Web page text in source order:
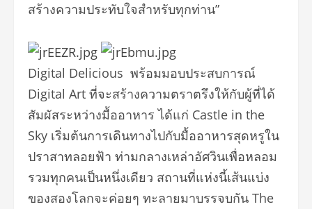
สร้างความประทับใจสำหรับทุกท่าน”
Digital Delicious พร้อมมอบประสบการณ์
Digital Art ที่จะสร้างความตราตรึงให้กับผู้ที่ได้
สัมผัสระหว่างมื้ออาหาร ได้แก่ Castle in the
Sky เริ่มต้นการเดินทางไปกับมื้ออาหารสุดหรูใน
ปราสาทลอยฟ้า ท่ามกลางเหล่าอัศวินเพื่อหลอม
รวมทุกคนเป็นหนึ่งเดียว สถานที่แห่งนี้เส้นแบ่ง
ของสองโลกจะค่อยๆ ทะลายมาบรรจบกัน The